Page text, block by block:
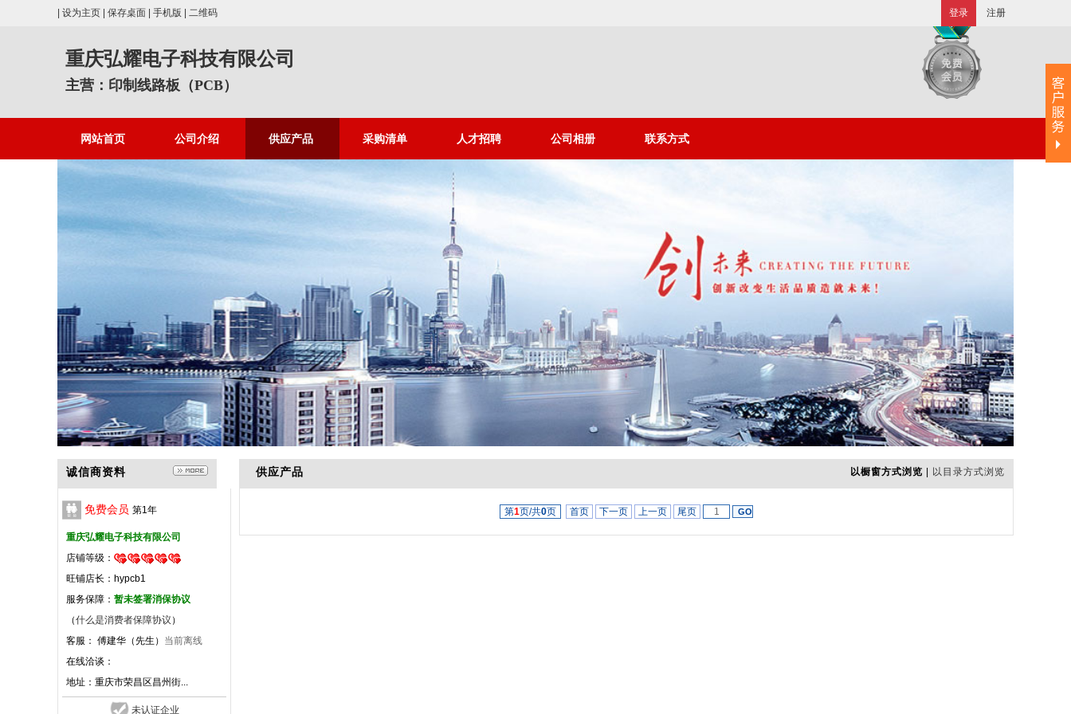
设为主页 保存桌面 手机版 二维码 登录 注册
重庆弘耀电子科技有限公司
主营：印制线路板（PCB）
网站首页 公司介绍 供应产品 采购清单 人才招聘 公司相册 联系方式
诚信商资料
免费会员 第1 年
重庆弘耀电子科技有限公司
店铺等级：
旺铺店长：hypcb1
服务保障： 暂未签署消保协议
（什么是消费者保障协议 ）
客服： 傅建华（先生） 当前离线
在线洽谈：
地址： 重庆市荣昌区昌州街...
未认证企业
以橱窗方式浏览 以目录方式浏览
供应产品
第1页/共0页 首页 下一页 上一页 尾页